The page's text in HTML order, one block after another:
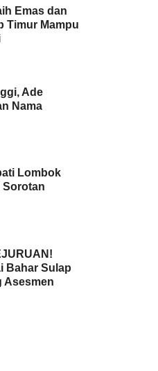
Emas dan
Timur Mampu
Ade
Nama
Lombok
Sorotan
Bahar Sulap
Asesmen